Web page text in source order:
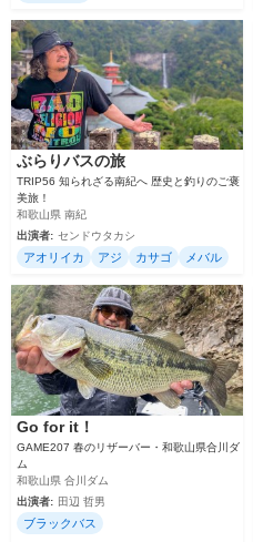
ぶらりバスの旅
TRIP56 知られざる南紀へ 歴史と釣りのご褒
美旅！
和歌山県 南紀
出演者: センドウタカシ
アオリイカ アジ カサゴ メバル
Go for it！
GAME207 春のリザーバー・和歌山県合川ダ
ム
和歌山県 合川ダム
出演者: 田辺 哲男
ブラックバス